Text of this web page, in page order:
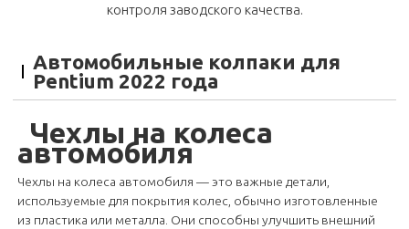
контроля заводского качества.
Автомобильные колпаки для
Pentium 2022 года
Чехлы на колеса
автомобиля
Чехлы на колеса автомобиля — это важные детали,
используемые для покрытия колес, обычно изготовленные
из пластика или металла. Они способны улучшить внешний